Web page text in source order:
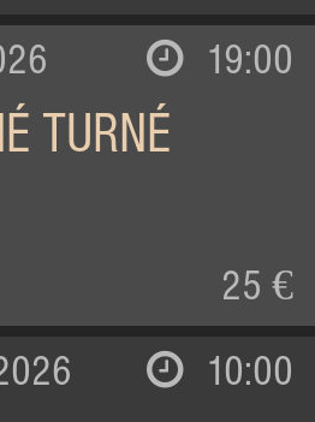
19:00
TURNÉ
25 €
10:00